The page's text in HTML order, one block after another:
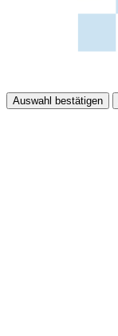
Auswahl bestätigen